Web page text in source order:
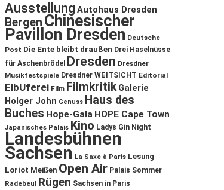
Ausstellung Autohaus Dresden
Bergen Chinesischer
Pavillon Dresden Deutsche
Post Die Ente bleibt draußen Drei Haselnüsse
für Aschenbrödel
Dresden Dresdner
Musikfestspiele Dresdner WEITSICHT Editorial
ElbUferei Film Filmkritik Galerie
Holger John Genuss Haus des
Buches Hope-Gala HOPE Cape Town
Japanisches Palais Kino Ladys Gin Night
Landesbühnen
Sachsen La Saxe à Paris Lesung
Loriot Meißen Open Air Palais Sommer
Radebeul Rügen Sachsen in Paris